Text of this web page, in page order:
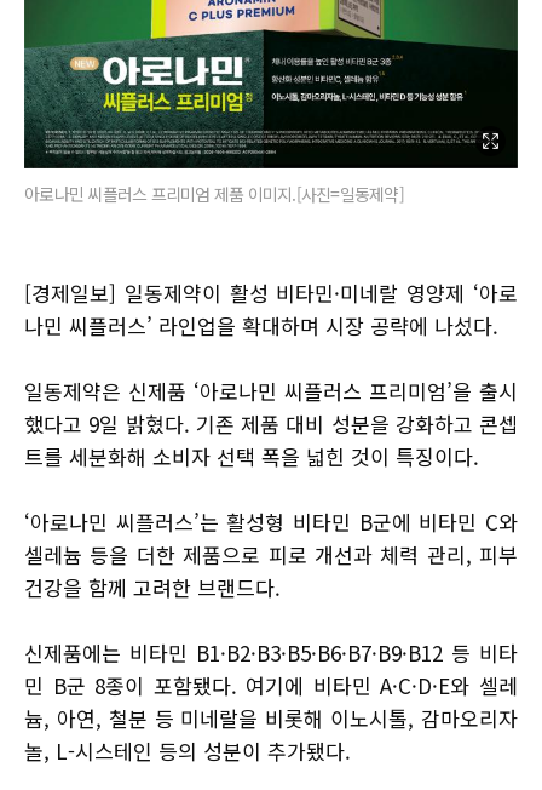
아로나민 씨플러스 프리미엄 제품 이미지.[사진=일동제약]
[경제일보] 일동제약이 활성 비타민·미네랄 영양제 ‘아로
나민 씨플러스’ 라인업을 확대하며 시장 공략에 나섰다.
일동제약은 신제품 ‘아로나민 씨플러스 프리미엄’을 출시
했다고 9일 밝혔다. 기존 제품 대비 성분을 강화하고 콘셉
트를 세분화해 소비자 선택 폭을 넓힌 것이 특징이다.
‘아로나민 씨플러스’는 활성형 비타민 B군에 비타민 C와
셀레늄 등을 더한 제품으로 피로 개선과 체력 관리, 피부
건강을 함께 고려한 브랜드다.
신제품에는 비타민 B1·B2·B3·B5·B6·B7·B9·B12 등 비타
민 B군 8종이 포함됐다. 여기에 비타민 A·C·D·E와 셀레
늄, 아연, 철분 등 미네랄을 비롯해 이노시톨, 감마오리자
놀, L-시스테인 등의 성분이 추가됐다.